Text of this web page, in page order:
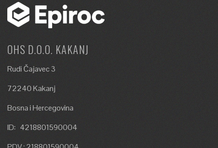
OHS D.O.O. KAKANJ
Rudi Čajavec 3
72240 Kakanj
Bosna i Hercegovina
ID: 4218801590004